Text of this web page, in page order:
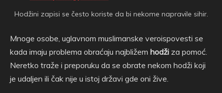
Hodžini zapisi se često koriste da bi nekome napravile sihir.
Mnoge osobe, uglavnom muslimanske veroispovesti se
kada imaju problema obraćaju najbližem hodži za pomoć.
Neretko traže i preporuku da se obrate nekom hodži koji
je udaljen ili čak nije u istoj državi gde oni žive.